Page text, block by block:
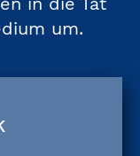
um.